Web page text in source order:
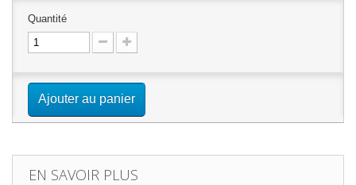
Quantité
Ajouter au panier
EN SAVOIR PLUS